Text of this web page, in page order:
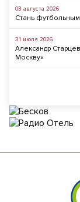
03 августа 2026
Стань
31 июля 2026
Александр
Москву»